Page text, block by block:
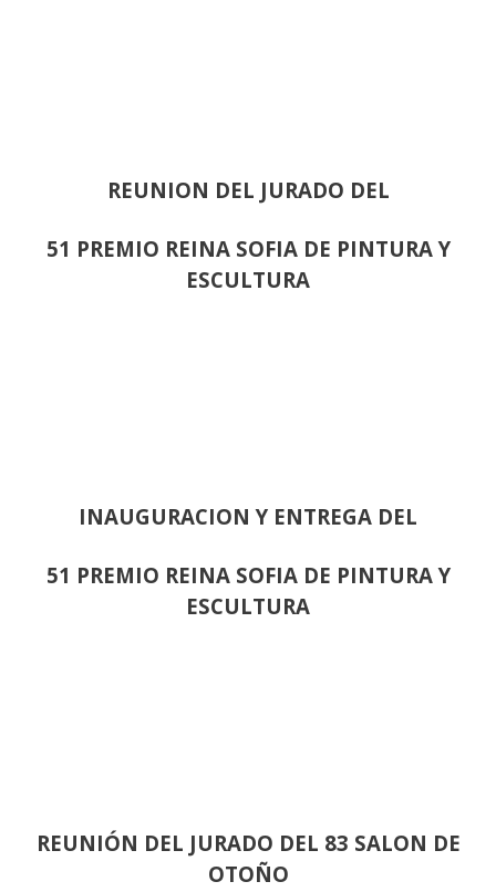
REUNION DEL JURADO DEL
51 PREMIO REINA SOFIA DE PINTURA Y
ESCULTURA
INAUGURACION Y ENTREGA DEL
51 PREMIO REINA SOFIA DE PINTURA Y
ESCULTURA
REUNIÓN DEL JURADO DEL 83 SALON DE
OTOÑO